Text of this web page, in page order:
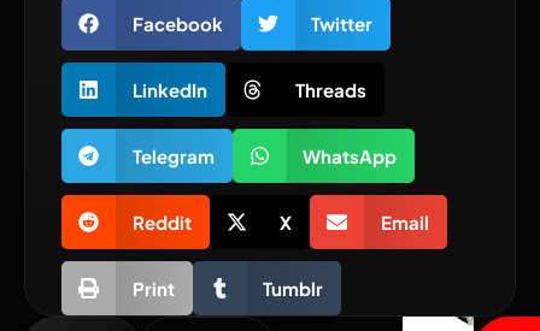
Facebook Twitter
LinkedIn Threads
Telegram WhatsApp
Reddit X Email
Print Tumblr